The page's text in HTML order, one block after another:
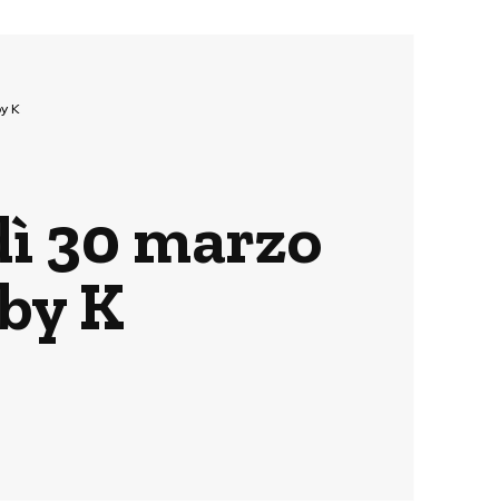
K
30 marzo
K